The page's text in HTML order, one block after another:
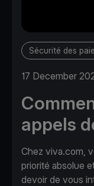
Sécurité des
17 December
appels
Chez viva.com,
priorité absolue
devoir de vous